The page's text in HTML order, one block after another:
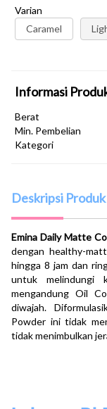
Varian
Caramel
Informasi
Berat
Min. Pembelian
Kategori
Deskripsi Produk
Emina Daily Matte
dengan healthy-
hingga 8 jam dan
untuk melindungi
mengandung Oil
diwajah.
Powder ini tidak
tidak menimbulkan